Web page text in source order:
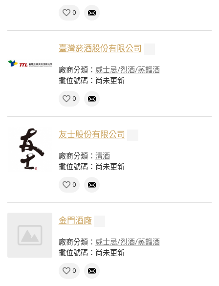
0
臺灣菸酒股份有限公司
廠商分類： 威士忌/烈酒/蒸餾酒
攤位號碼：尚未更新
0
友士股份有限公司
廠商分類： 清酒
攤位號碼：尚未更新
0
金門酒廠
廠商分類： 威士忌/烈酒/蒸餾酒
攤位號碼：尚未更新
0